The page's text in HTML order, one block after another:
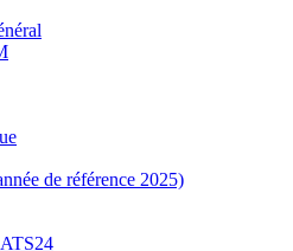
de référence 2025)